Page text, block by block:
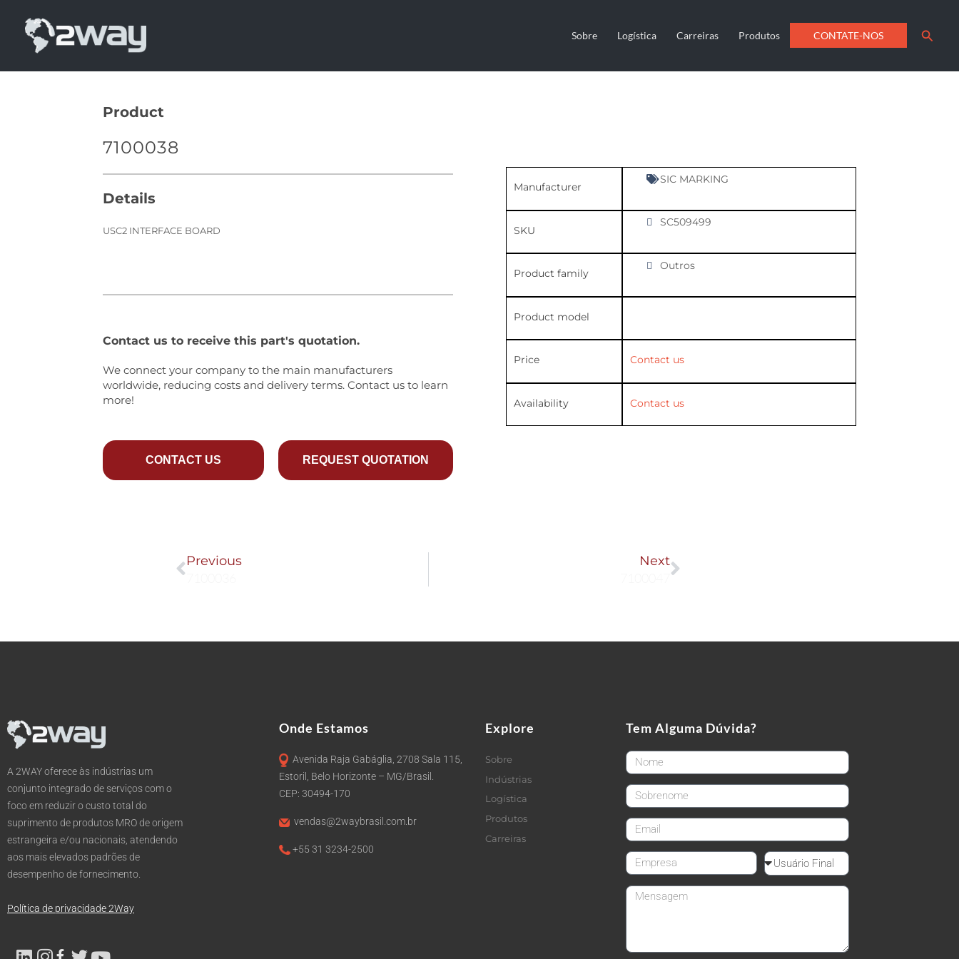
content
Sobre Logística Carreiras Produtos CONTATE-NOS
Product
7100038
Details
USC2 INTERFACE BOARD
Contact us to receive this part's quotation.
We connect your company to the main manufacturers
worldwide, reducing costs and delivery terms. Contact us to learn
more!
CONTACT US REQUEST QUOTATION
Manufacturer
SIC MARKING
SKU
SC509499
Product family
Outros
Product model
Price Contact us
Availability Contact us
Prev
Previous
NextNext
A 2WAY oferece às indústrias um
conjunto integrado de serviços com o
foco em reduzir o custo total do
suprimento de produtos MRO de origem
estrangeira e/ou nacionais, atendendo
aos mais elevados padrões de
desempenho de fornecimento.
Política de privacidade 2Way
Onde Estamos
Avenida Raja Gabáglia, 2708 Sala 115,
Estoril, Belo Horizonte – MG/Brasil.
CEP: 30494-170
vendas@2waybrasil.com.br
+55 31 3234-2500
Explore
Sobre
Indústrias
Logística
Produtos
Carreiras
Tem Alguma Dúvida?
FirstName
LastName
email
CompanyName Reseller
Message